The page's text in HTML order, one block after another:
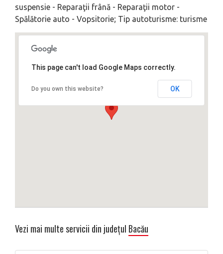
suspensie - Reparaţii frână - Reparaţii motor -
Spălătorie auto - Vopsitorie; Tip autoturisme: turisme
This page can't load Google Maps correctly.
Do you own this website? OK
Vezi mai multe servicii din județul Bacău